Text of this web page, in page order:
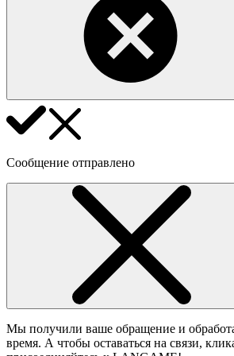
Сообщение отправлено
Мы получили ваше обращение и
время. А чтобы оставаться на связи,